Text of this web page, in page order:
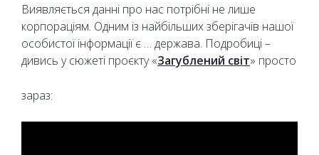
Виявляється данні про нас потрібні не лише
корпораціям. Одним із найбільших зберігачів нашої
особистої інформації є … держава. Подробиці –
дивись у сюжеті проєкту «Загублений світ» просто
зараз: